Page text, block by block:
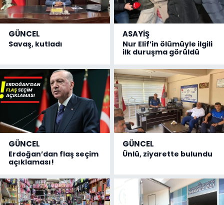
GÜNCEL
Savaş, kutladı
ASAYİŞ
Nur Elif’in ölümüyle ilgili
ilk duruşma görüldü
GÜNCEL
Erdoğan’dan flaş seçim
açıklaması!
GÜNCEL
Ünlü, ziyarette bulundu